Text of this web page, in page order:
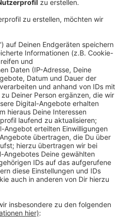
im letzten
worden. Deswegen
am Ausweichstandort
geht es am
für die Realschule
Containeranlage auf
und Teilen des
wird.
dann für 18 Monate
weiteren Fertigstellung
und nach zurückgebaut.
08:40